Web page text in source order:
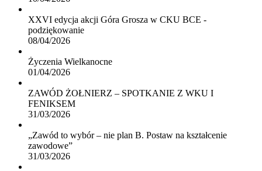
XXVI edycja akcji Góra Grosza w CKU BCE -
podziękowanie
08/04/2026
Życzenia Wielkanocne
01/04/2026
ZAWÓD ŻOŁNIERZ – SPOTKANIE Z WKU I
FENIKSEM
31/03/2026
„Zawód to wybór – nie plan B. Postaw na kształcenie
zawodowe”
31/03/2026